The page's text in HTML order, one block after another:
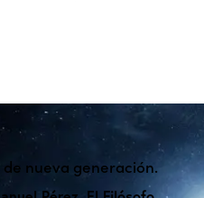
de nueva generación.